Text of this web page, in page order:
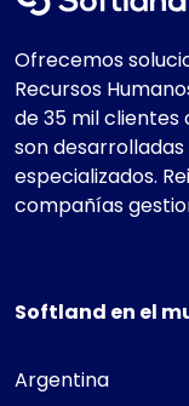
Ofrecemos
Recursos
de 35 mil clientes
son
especializados.
compañías
Softland en el
Argentina